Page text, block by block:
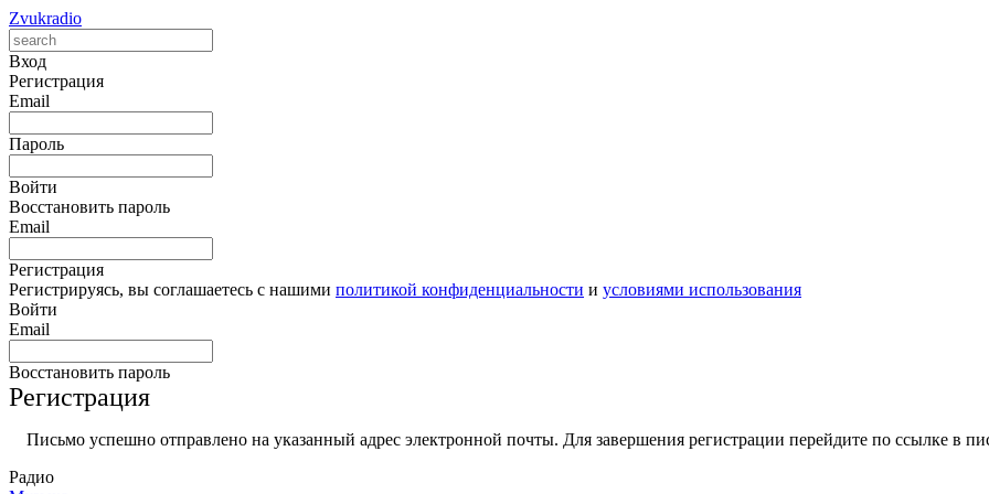
Zvukradio
Вход
Регистрация
Email
Пароль
Войти
Восстановить пароль
Email
Регистрация
Регистрируясь, вы соглашаетесь с нашими политикой конфиденциальности и условиями использования
Войти
Email
Восстановить пароль
Регистрация
Письмо успешно отправлено на указанный адрес электронной почты. Для завершения регистрации перейдите по ссылке в
Радио